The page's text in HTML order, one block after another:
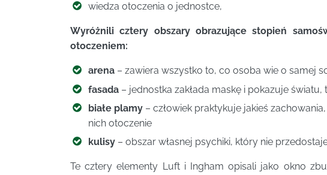
wiedza otoczenia o jednostce,
Wyróżnili cztery obszary obrazujące stopień
otoczeniem:
arena – zawiera wszystko to, co osoba wie o samej
fasada – jednostka zakłada maskę i pokazuje
białe plamy – człowiek praktykuje jakieś
nich otoczenie
kulisy – obszar własnej psychiki, który nie
Te cztery elementy Luft i Ingham opisali jako okno